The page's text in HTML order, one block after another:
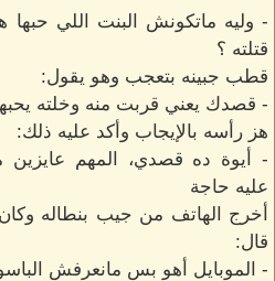
- وليه ماتكونش البنت اللي
قتلته ؟
قطب جبينه بتعجب وهو يقول:
- قصدك يعني قربت منه وخلته
هز رأسه بالإيجاب وأكد عليه ذلك:
- أيوة ده قصدي، المهم
عليه حاجة
أخرج الهاتف من جيب بنطاله
قال:
- الموبايل أهو بس مانعرفش